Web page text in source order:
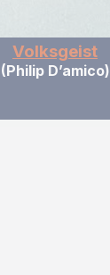
Volksgeist
(Philip D’amico)